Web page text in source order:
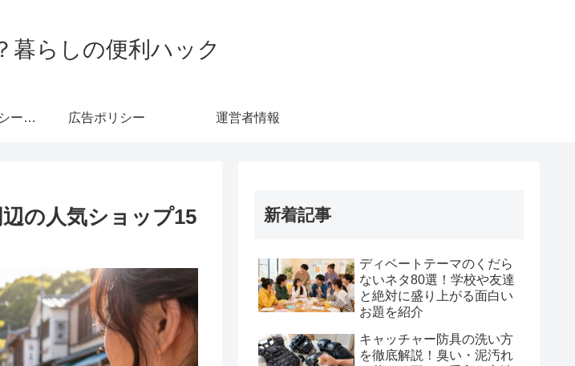
暮らしの便利ハック
プライバシーポリシー・免責事項 広告ポリシー 運営者情報
の人気ショップ15
新着記事
ディベートテーマのくだら
ないネタ80選！学校や友達
と絶対に盛り上がる面白い
お題を紹介
キャッチャー防具の洗い方
を徹底解説！臭い・泥汚れ